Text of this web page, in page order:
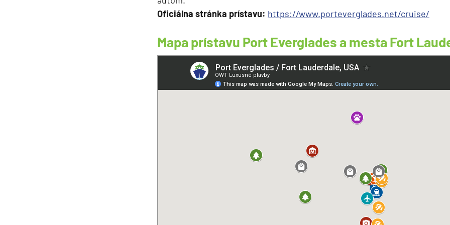
Oficiálna stránka prístavu: https://www.porteverglades.net/cruise/
Mapa prístavu Port Everglades a mesta Fort